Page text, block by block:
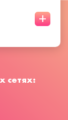
+
сетях: